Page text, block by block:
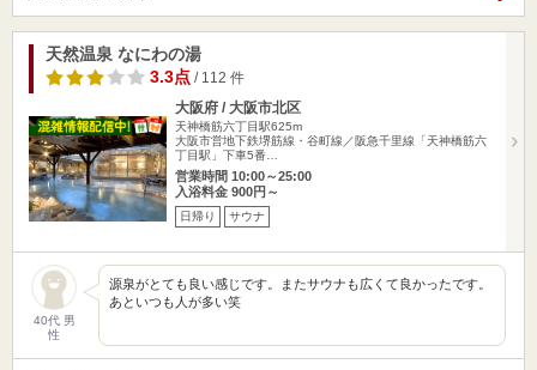
天然温泉 なにわの湯
3.3点 / 112 件
大阪府 / 大阪市北区
天神橋筋六丁目駅625m
大阪市営地下鉄堺筋線・谷町線／阪急千里線「天神橋筋六
丁目駅」下車5番…
営業時間 10:00～25:00
入浴料金 900円～
日帰り サウナ
40代 男
性
源泉がとても良い感じです。またサウナも広くて良かったです。
あといつも人が多い笑